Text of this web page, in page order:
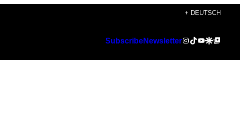
+ DEUTSCH
SubscribeNewsletterInstagram
TikTok
YouTube
Google Discover
Google Top Posts